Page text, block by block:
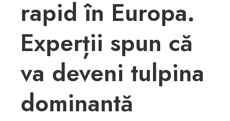
rapid în Europa.
Experții spun că
va deveni tulpina
dominantă